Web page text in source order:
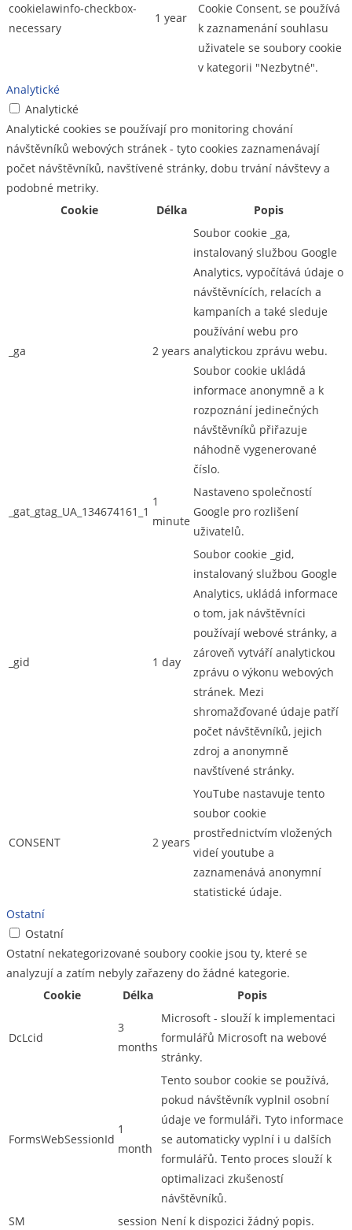
cookielawinfo-checkbox-
necessary
1 year
Cookie Consent, se používá
k zaznamenání souhlasu
uživatele se soubory cookie
v kategorii "Nezbytné".
Analytické
Analytické
Analytické cookies se používají pro monitoring chování
návštěvníků webových stránek - tyto cookies zaznamenávají
počet návštěvníků, navštívené stránky, dobu trvání návštevy a
podobné metriky.
Cookie
Délka Popis
_ga 2 years
Soubor cookie _ga,
instalovaný službou Google
Analytics, vypočítává údaje o
návštěvnících, relacích a
kampaních a také sleduje
používání webu pro
analytickou zprávu webu.
Soubor cookie ukládá
informace anonymně a k
rozpoznání jedinečných
návštěvníků přiřazuje
náhodně vygenerované
číslo.
_gat_gtag_UA_134674161_1
1
minute
Nastaveno společností
Google pro rozlišení
uživatelů.
_gid 1 day
Soubor cookie _gid,
instalovaný službou Google
Analytics, ukládá informace
o tom, jak návštěvníci
používají webové stránky, a
zároveň vytváří analytickou
zprávu o výkonu webových
stránek. Mezi
shromažďované údaje patří
počet návštěvníků, jejich
zdroj a anonymně
navštívené stránky.
CONSENT 2 years
YouTube nastavuje tento
soubor cookie
prostřednictvím vložených
videí youtube a
zaznamenává anonymní
statistické údaje.
Ostatní
Ostatní
Ostatní nekategorizované soubory cookie jsou ty, které se
analyzují a zatím nebyly zařazeny do žádné kategorie.
Cookie
Délka Popis
DcLcid
3
months
Microsoft - slouží k implementaci
formulářů Microsoft na webové
stránky.
FormsWebSessionId
1
month
Tento soubor cookie se používá,
pokud návštěvník vyplnil osobní
údaje ve formuláři. Tyto informace
se automaticky vyplní i u dalších
formulářů. Tento proces slouží k
optimalizaci zkušeností
návštěvníků.
SM
session Není k dispozici žádný popis.